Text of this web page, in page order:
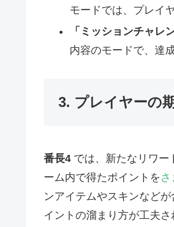
モードでは、プレイ
「ミッションチャレ
内容のモードで、達
3. プレイヤーの
番長4 では、新たなリワー
ーム内で得たポイントを
ンアイテムやスキンなど
イントの溜まり方が工夫